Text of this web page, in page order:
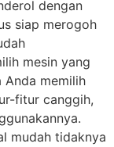
dengan
siap merogoh
mesin yang
Anda memilih
fitur canggih,
mudah tidaknya